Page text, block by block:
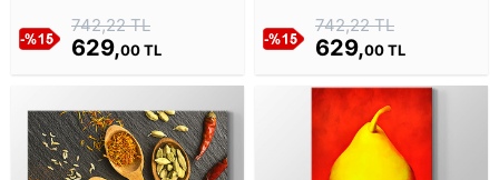
742,22 TL
629,00 TL
742,22 TL
629,00 TL